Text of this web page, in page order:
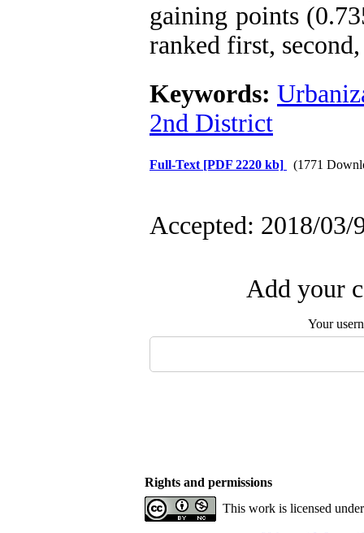
gaining points
ranked first,
Keywords:
2nd District
Full-Text [PDF 2220 kb] (1771
Accepted: 2018/03/
Add your
Your
Rights and permissions
This work is licensed